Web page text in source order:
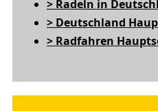
> Radeln in
> Deutschland
> Radfahren